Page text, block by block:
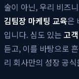
술이 아닌, 우리 비즈
김팀장 마케팅 교육은
입니다. 심도 있는 고
듣고, 이를 바탕으로
리 회사만의 성장 공